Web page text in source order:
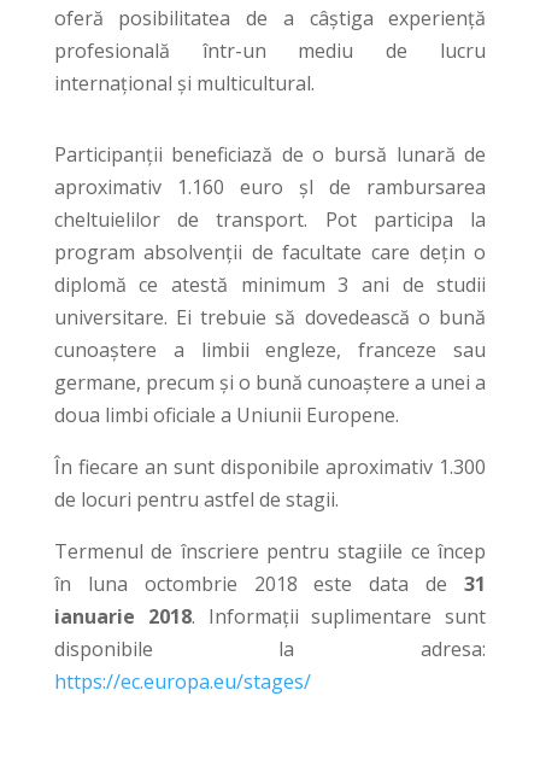
oferă posibilitatea de a câștiga experiență
profesională într-un mediu de lucru
internațional și multicultural.
Participanții beneficiază de o bursă lunară de
aproximativ 1.160 euro șl de rambursarea
cheltuielilor de transport. Pot participa la
program absolvenții de facultate care dețin o
diplomă ce atestă minimum 3 ani de studii
universitare. Ei trebuie să dovedească o bună
cunoaștere a limbii engleze, franceze sau
germane, precum și o bună cunoaștere a unei a
doua limbi oficiale a Uniunii Europene.
În fiecare an sunt disponibile aproximativ 1.300
de locuri pentru astfel de stagii.
Termenul de înscriere pentru stagiile ce încep
în luna octombrie 2018 este data de31
ianuarie 2018. Informații suplimentare sunt
disponibile la adresa:
https://ec.europa.eu/stages/